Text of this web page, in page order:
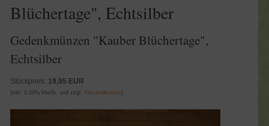
Blüchertage", Echtsilber
Gedenkmünzen "Kauber Blüchertage",
Echtsilber
Stückpreis: 19,95 EUR
(inkl. 0,00% MwSt. und zzgl.Versandkosten)